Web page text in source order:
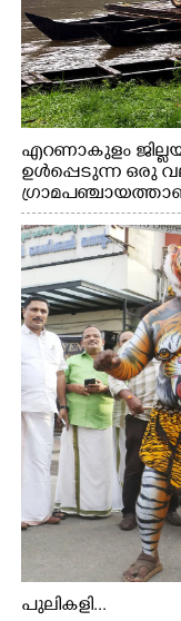
എറണാകുളം
ഉൾപ്പെടുന്ന ഒരു
ആദിവാസി
ഉറിയംപെട്ടി,
കാണുന്ന കടത്ത്
പുലികളി...